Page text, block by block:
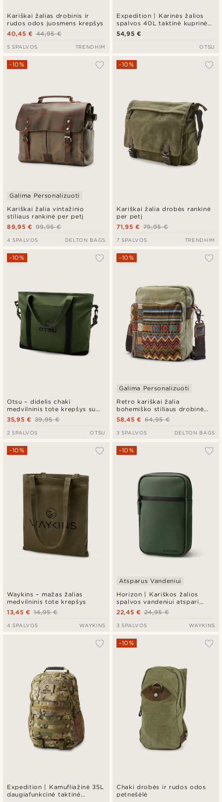
Kariškai žalias drobinis ir
rudos odos juosmens krepšys
44,95 €
40,45 €
5 SPALVOS TRENDHIM
Expedition | Karinės žalios
spalvos 40L taktinė kuprinė
su skydeliu emblemoms
54,95 €
OTSU
Kariškai žalia vintažinio
stiliaus rankinė per petį
-10%
Galima Personalizuoti
99,95 €
89,95 €
4 SPALVOS DELTON BAGS
Kariškai žalia drobės rankinė
per petį
-10%
79,95 €
71,95 €
7 SPALVOS TRENDHIM
Otsu – didelis chaki
medvilninis tote krepšys su
užtrauktuku
-10%
39,95 €
35,95 €
2 SPALVOS OTSU
Retro kariškai žalia
bohemiško stiliaus drobinė
rankinė per petį
-10%
Galima Personalizuoti
64,95 €
58,45 €
3 SPALVOS DELTON BAGS
Waykins – mažas žalias
medvilninis tote krepšys
-10%
14,95 €
13,45 €
4 SPALVOS WAYKINS
Horizon | Kariškos žalios
spalvos vandeniui atspari
rankinė per petį
-10%
Atsparus Vandeniui
24,95 €
22,45 €
3 SPALVOS WAYKINS
Expedition | Kamufliažinė 35L
daugiafunkcinė taktinė
Chaki drobės ir rudos odos
petnešėlė
-10%